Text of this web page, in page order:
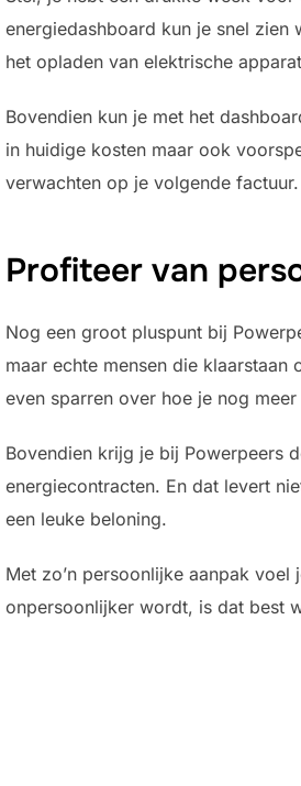
energiedashboard kun je snel
het opladen van elektrische
Bovendien kun je met het
in huidige kosten maar ook
verwachten op je volgende factuur.
Profiteer van
Nog een groot pluspunt bij
maar echte mensen die
even sparren over hoe je nog
Bovendien krijg je bij Powerpeers
energiecontracten. En dat levert
een leuke beloning.
Met zo’n persoonlijke aanpak
onpersoonlijker wordt, is dat best